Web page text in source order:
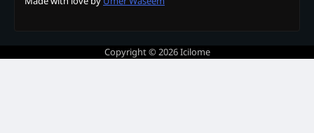
Copyright © 2026Icilome